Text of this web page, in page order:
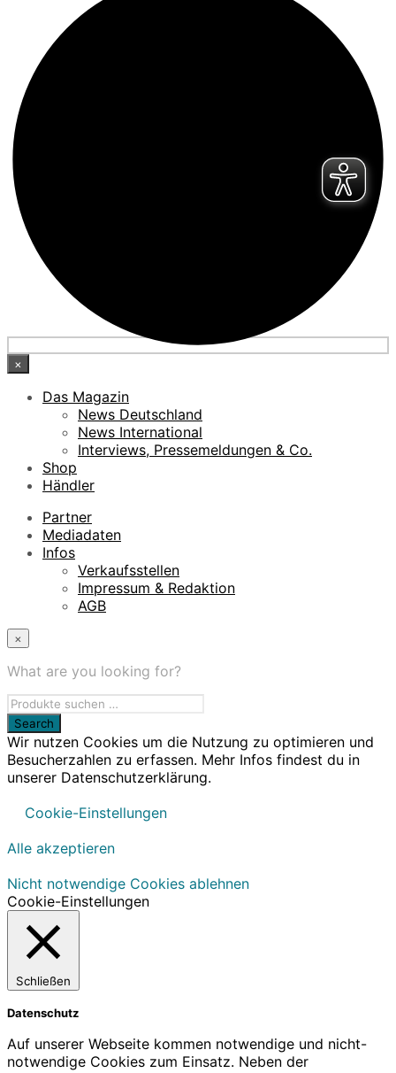
×
Das Magazin
News Deutschland
News International
Interviews, Pressemeldungen & Co.
Shop
Händler
Partner
Mediadaten
Infos
Verkaufsstellen
Impressum & Redaktion
AGB
×
What are you looking for?
Wir nutzen Cookies um die Nutzung zu optimieren und
Besucherzahlen zu erfassen. Mehr Infos findest du in
unserer Datenschutzerklärung.
Cookie-Einstellungen
Alle akzeptieren
Nicht notwendige Cookies ablehnen
Cookie-Einstellungen
Schließen
Datenschutz
Auf unserer Webseite kommen notwendige und nicht-
notwendige Cookies zum Einsatz. Neben der